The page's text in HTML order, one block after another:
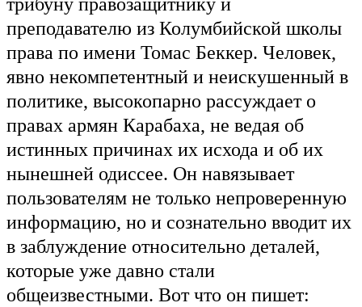
трибуну правозащитнику и
преподавателю из Колумбийской школы
права по имени Томас Беккер. Человек,
явно некомпетентный и неискушенный в
политике, высокопарно рассуждает о
правах армян Карабаха, не ведая об
истинных причинах их исхода и об их
нынешней одиссее. Он навязывает
пользователям не только непроверенную
информацию, но и сознательно вводит их
в заблуждение относительно деталей,
которые уже давно стали
общеизвестными. Вот что он пишет: